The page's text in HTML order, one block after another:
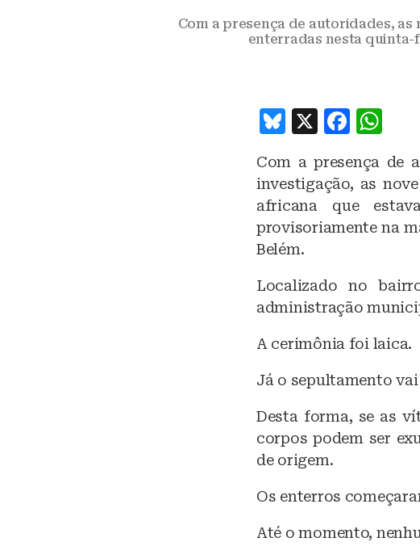
Com a presença de autoridades,
enterradas nesta quinta-
B
e
s
k
y
X
F
c
e
b
o
k
at
s
A
p
Com a presença de
investigação, as
africana que
provisoriamente na
Belém.
Localizado no
administração
A cerimônia foi laica.
Já o sepultamento
Desta forma, se as
corpos podem ser
de origem.
Os enterros
Até o momento,